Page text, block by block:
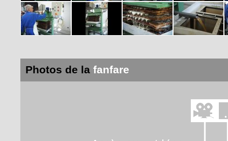
Photos de la fanfare